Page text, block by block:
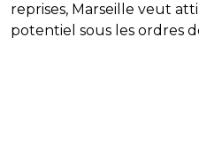
reprises, Marseille veut
potentiel sous les ordres